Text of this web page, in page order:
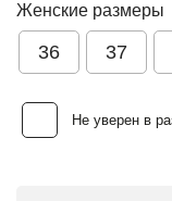
Женские размеры
36 37
Не уверен в